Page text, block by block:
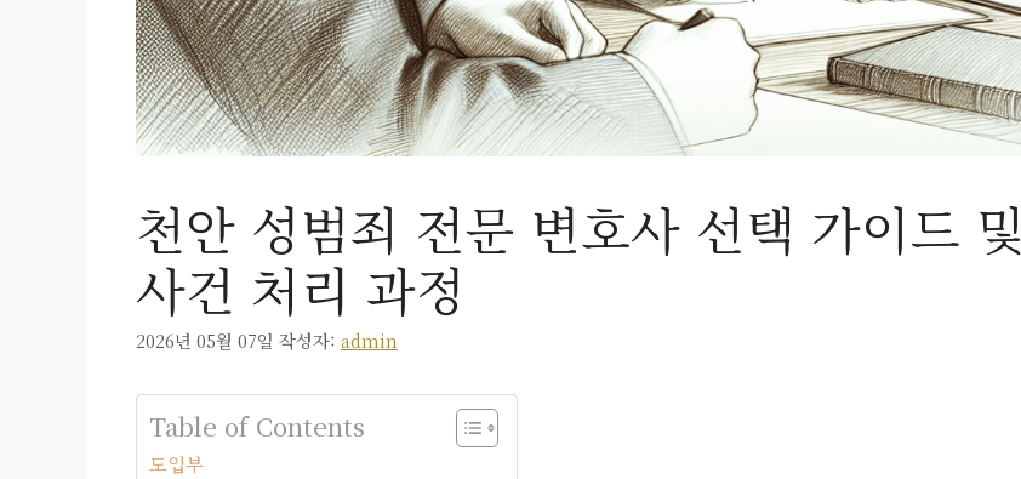
천안 성범죄 전문 변호사 선택 가이드 및
사건 처리 과정
2026년 05월 07일 작성자: admin
Table of Contents
도입부